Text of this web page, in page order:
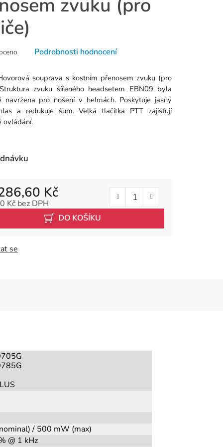
zvuku (pro
Podrobnosti hodnocení
souprava s kostním přenosem zvuku (pro
zvuku šířeného headsetem EBN09 byla
navržena pro nošení v helmách. Poskytuje jasný
a redukuje šum. Velká tlačítka PTT zajišťují
ovládání.
Kč
Kč bez DPH
DO KOŠÍKU
se
/ 500 mW (max)
@ 1 kHz